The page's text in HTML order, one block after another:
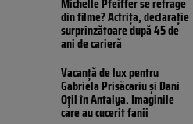
din filme? Actrița, declarație
surprinzătoare după 45 de
ani de carieră
Vacanță de lux pentru
Gabriela Prisăcariu și Dani
Oțil în Antalya. Imaginile
care au cucerit fanii